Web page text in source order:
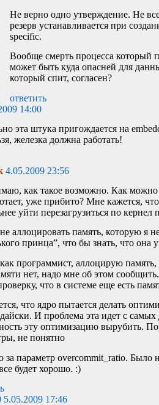
Не верно одно утверждение. Не
резерв устанавливается при
specific.
Вообще смерть процесса который
может быть куда опасней для
который спит, согласен?
ответить
14:00
эта штука пригождается на
железка должна работать!
4.05.2009 23:56
как такое возможно. Как можно
уже прибито? Мне кажется,
уйти перезагрузиться по кернел
аллоцировать память, которую я
принца”, что бы знать, что она
программист, аллоцирую
нет, надо мне об этом
что в системе еще есть
что ядро пытается делать
И проблема эта идет с
эту оптимизацию вырубить.
не понятно
за параметр overcommit_ratio. Было
будет хорошо. :)
5.05.2009 17:46